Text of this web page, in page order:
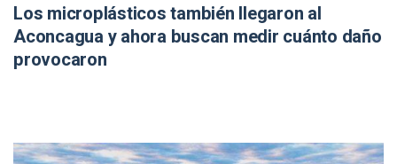
Los microplásticos también llegaron al
Aconcagua y ahora buscan medir cuánto daño
provocaron